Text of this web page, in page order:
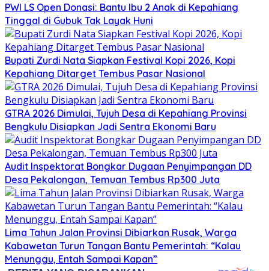
PWI LS Open Donasi: Bantu Ibu 2 Anak di Kepahiang
Tinggal di Gubuk Tak Layak Huni
Bupati Zurdi Nata Siapkan Festival Kopi 2026, Kopi
Kepahiang Ditarget Tembus Pasar Nasional
GTRA 2026 Dimulai, Tujuh Desa di Kepahiang Provinsi
Bengkulu Disiapkan Jadi Sentra Ekonomi Baru
Audit Inspektorat Bongkar Dugaan Penyimpangan DD
Desa Pekalongan, Temuan Tembus Rp300 Juta
Lima Tahun Jalan Provinsi Dibiarkan Rusak, Warga
Kabawetan Turun Tangan Bantu Pemerintah: “Kalau
Menunggu, Entah Sampai Kapan”